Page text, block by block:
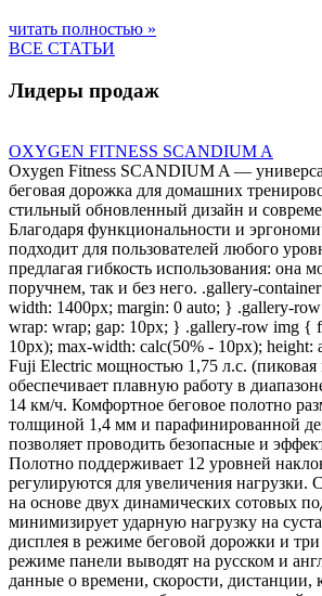
читать полностью »
ВСЕ СТАТЬИ
Лидеры продаж
OXYGEN FITNESS SCANDIUM A
Oxygen Fitness SCANDIUM A —
беговая дорожка для домашних
стильный обновленный дизайн и
Благодаря функциональности и
подходит для пользователей любого
предлагая гибкость использования: она
поручнем, так и без него. .gallery-
width: 1400px; margin: 0 auto; } .gallery-
wrap: wrap; gap: 10px; } .gallery-row img {
10px); max-width: calc(50% - 10px);
Fuji Electric мощностью 1,75 л.с.
обеспечивает плавную работу в
14 км/ч. Комфортное беговое полотно
толщиной 1,4 мм и парафинированной
позволяет проводить безопасные и
Полотно поддерживает 12 уровней
регулируются для увеличения нагрузки.
на основе двух динамических сотовых
минимизирует ударную нагрузку на
дисплея в режиме беговой дорожки и
режиме панели выводят на русском и
данные о времени, скорости, дистанции,